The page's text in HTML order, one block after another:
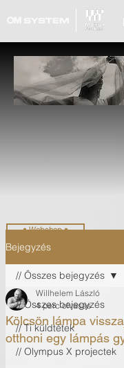
Bejegyzés
// Összes bejegyzés
// Ti küldtétek
// Olympus X projectek
// Összes bejegyzés
Kölcsön lámpa
otthoni egy lámpás
Willhelem László
4 perc olvasás
• Webshop •